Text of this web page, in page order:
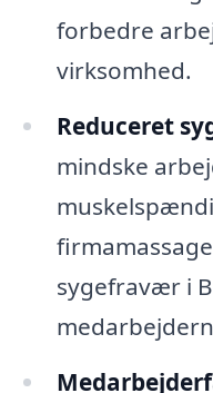
forbedre
virksomhed.
Reduceret
mindske
sygefravær i